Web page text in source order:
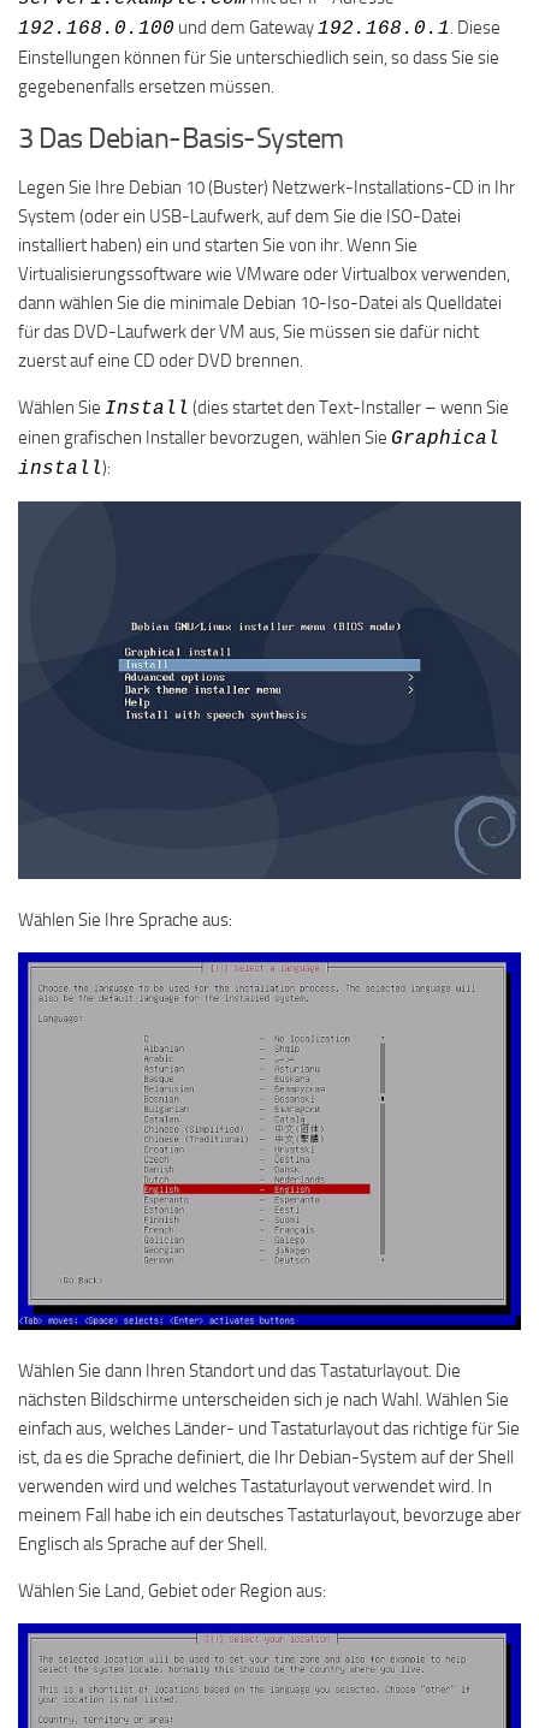
192.168.0.100 und dem Gateway192.168.0.1. Diese
Einstellungen können für Sie unterschiedlich sein, so dass Sie sie
gegebenenfalls ersetzen müssen.
3 Das Debian-Basis-System
Legen Sie Ihre Debian 10 (Buster) Netzwerk-Installations-CD in Ihr
System (oder ein USB-Laufwerk, auf dem Sie die ISO-Datei
installiert haben) ein und starten Sie von ihr. Wenn Sie
Virtualisierungssoftware wie VMware oder Virtualbox verwenden,
dann wählen Sie die minimale Debian 10-Iso-Datei als Quelldatei
für das DVD-Laufwerk der VM aus, Sie müssen sie dafür nicht
zuerst auf eine CD oder DVD brennen.
Wählen Sie Install (dies startet den Text-Installer – wenn Sie
einen grafischen Installer bevorzugen, wählen Sie Graphical
install):
Wählen Sie Ihre Sprache aus:
Wählen Sie dann Ihren Standort und das Tastaturlayout. Die
nächsten Bildschirme unterscheiden sich je nach Wahl. Wählen Sie
einfach aus, welches Länder- und Tastaturlayout das richtige für Sie
ist, da es die Sprache definiert, die Ihr Debian-System auf der Shell
verwenden wird und welches Tastaturlayout verwendet wird. In
meinem Fall habe ich ein deutsches Tastaturlayout, bevorzuge aber
Englisch als Sprache auf der Shell.
Wählen Sie Land, Gebiet oder Region aus: